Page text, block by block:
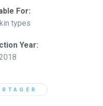
For:
types
Year: